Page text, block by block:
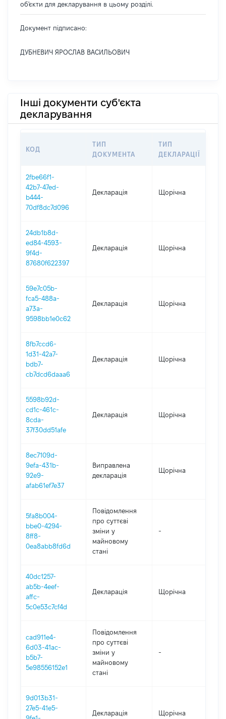
об'єкти для декларування в цьому розділі.
Документ підписано:
ДУБНЕВИЧ ЯРОСЛАВ ВАСИЛЬОВИЧ
Інші документи суб'єкта
декларування
КОД
ТИП
ДОКУМЕНТА
ТИП
ДЕКЛАРАЦІЇ
2fbe66f1-
42b7-47ed-
b444-
70df8dc7d096
Декларація Щорічна
24db1b8d-
ed84-4593-
9f4d-
87680f622397
Декларація Щорічна
59e7c05b-
fca5-488a-
a73a-
9598bb1e0c62
Декларація Щорічна
8fb7ccd6-
1d31-42a7-
bdb7-
cb7dcd6daaa6
Декларація Щорічна
5598b92d-
cd1c-461c-
8cda-
37f30dd51afe
Декларація Щорічна
8ec7109d-
9efa-431b-
92e9-
afab61ef7e37
Виправлена
декларація
Щорічна
5fa8b004-
bbe0-4294-
8ff8-
0ea8abb8fd6d
Повідомлення
про суттєві
зміни y
майновому
стані
-
40dc1257-
ab5b-4eef-
affc-
5c0e53c7cf4d
Декларація Щорічна
cad911e4-
6d03-41ac-
b5b7-
5e98556152e1
Повідомлення
про суттєві
зміни y
майновому
стані
-
9d013b31-
27e5-41e5-
Декларація Щорічна